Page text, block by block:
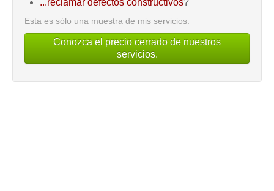
Esta es sólo una muestra de mis servicios.
Conozca el precio cerrado de nuestros
servicios.